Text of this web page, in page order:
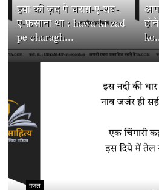
हवा की ज़द पे चराग़-ए-शब-
ए-फ़साना था : hawa ki zad
pe charagh...
ग़ज़ल